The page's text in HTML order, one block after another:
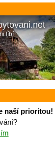
líbí
naší prioritou!